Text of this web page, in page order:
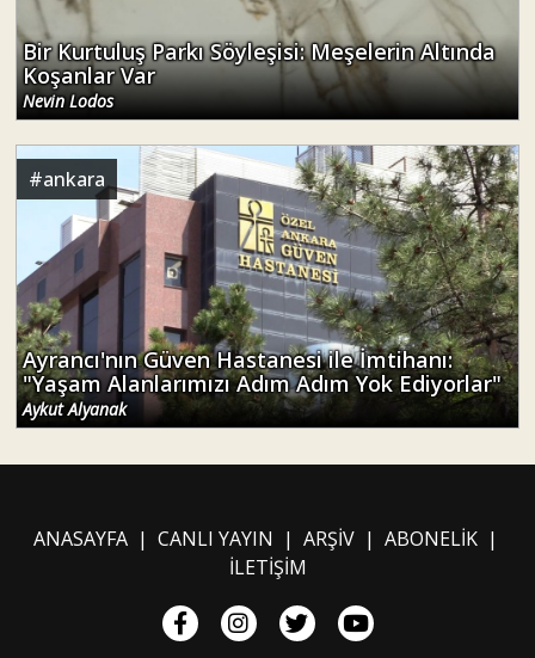
Bir Kurtuluş Parkı Söyleşisi: Meşelerin Altında
Koşanlar Var
Nevin Lodos
#ankara
Ayrancı'nın Güven Hastanesi ile İmtihanı:
"Yaşam Alanlarımızı Adım Adım Yok Ediyorlar"
Aykut Alyanak
ANASAYFA| CANLI YAYIN | ARŞİV| ABONELİK|
İLETİŞİM